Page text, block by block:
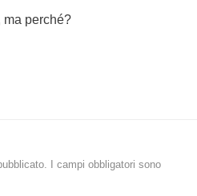
ma perché?
I campi obbligatori sono